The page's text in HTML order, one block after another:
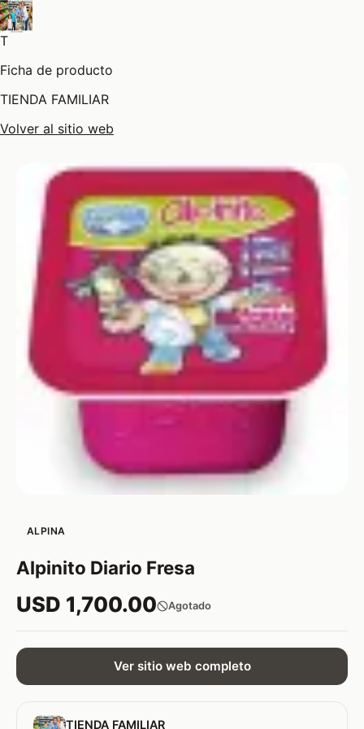
T
Ficha de producto
TIENDA FAMILIAR
Volver al sitio web
ALPINA
Alpinito Diario Fresa
USD 1,700.00 Agotado
Ver sitio web completo
TIENDA FAMILIAR